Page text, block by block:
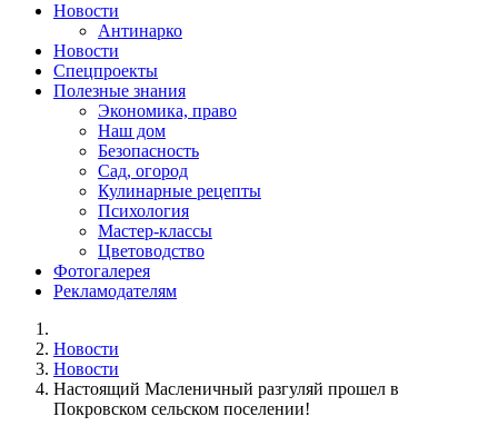
Новости
Антинарко
Новости
Спецпроекты
Полезные знания
Экономика, право
Наш дом
Безопасность
Сад, огород
Кулинарные рецепты
Психология
Мастер-классы
Цветоводство
Фотогалерея
Рекламодателям
Новости
Новости
Настоящий Масленичный разгуляй прошел в
Покровском сельском поселении!